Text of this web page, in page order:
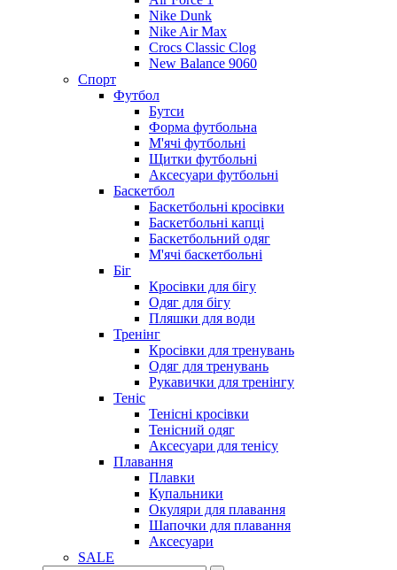
Nike Dunk
Nike Air Max
Crocs Classic Clog
New Balance 9060
Спорт
Футбол
Бутси
Форма футбольна
М'ячі футбольні
Щитки футбольні
Аксесуари футбольні
Баскетбол
Баскетбольні кросівки
Баскетбольні капці
Баскетбольний одяг
М'ячі баскетбольні
Біг
Кросівки для бігу
Одяг для бігу
Пляшки для води
Тренінг
Кросівки для тренувань
Одяг для тренувань
Рукавички для тренінгу
Теніс
Тенісні кросівки
Тенісний одяг
Аксесуари для тенісу
Плавання
Плавки
Купальники
Окуляри для плавання
Шапочки для плавання
Аксесуари
SALE